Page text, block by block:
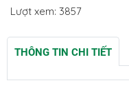
Lượt xem: 3857
THÔNG TIN CHI TIẾT